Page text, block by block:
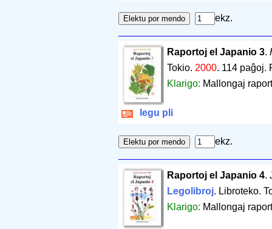
ekz.
Raportoj el Japanio 3.
Tokio. 2000. 114 paĝoj.
Klarigo: Mallongaj
legu pli
ekz.
Raportoj el Japanio 4.
Legolibroj. Libroteko.
Klarigo: Mallongaj